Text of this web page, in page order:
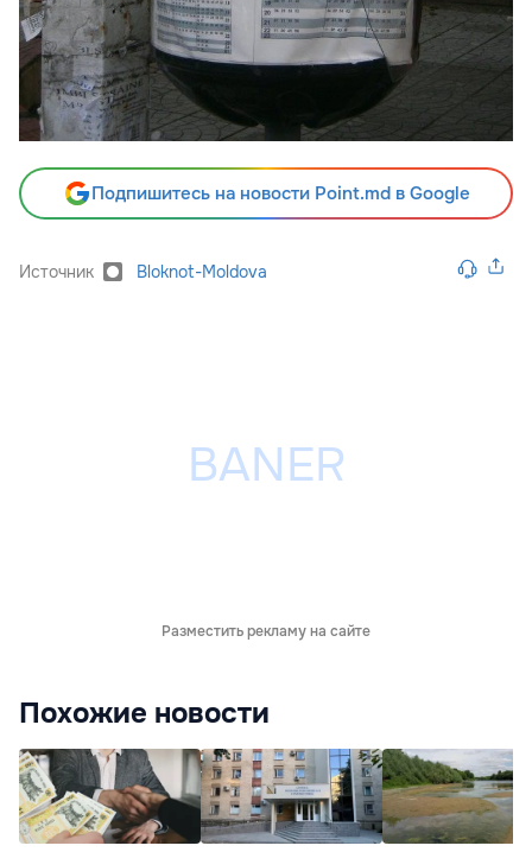
Подпишитесь на новости Point.md в Google
Источник Bloknot-Moldova
Разместить рекламу на сайте
Похожие новости